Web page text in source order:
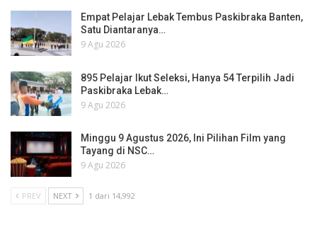
Empat Pelajar Lebak Tembus Paskibraka Banten,
Satu Diantaranya…
9 Agu 2026
895 Pelajar Ikut Seleksi, Hanya 54 Terpilih Jadi
Paskibraka Lebak…
9 Agu 2026
Minggu 9 Agustus 2026, Ini Pilihan Film yang
Tayang di NSC…
9 Agu 2026
PREV NEXT 1 dari 14,992